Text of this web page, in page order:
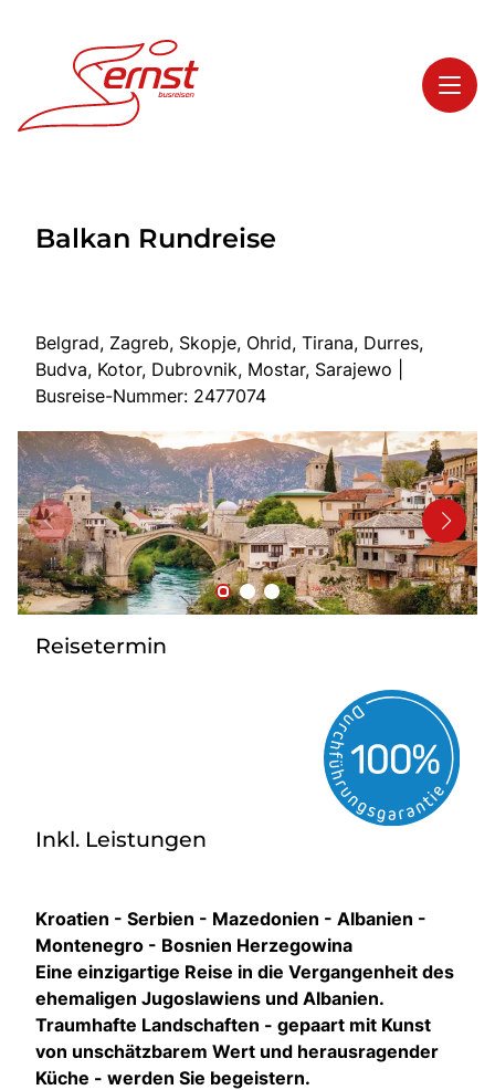
Highlights
Busreisen
Bus mieten
Kontakt
Balkan Rundreise
Belgrad, Zagreb, Skopje, Ohrid, Tirana, Durres,
Budva, Kotor, Dubrovnik, Mostar, Sarajewo |
Busreise-Nummer: 2477074
Reisetermin
Inkl. Leistungen
Kroatien - Serbien - Mazedonien - Albanien -
Montenegro - Bosnien Herzegowina
Eine einzigartige Reise in die Vergangenheit des
ehemaligen Jugoslawiens und Albanien.
Traumhafte Landschaften - gepaart mit Kunst
von unschätzbarem Wert und herausragender
Küche - werden Sie begeistern.